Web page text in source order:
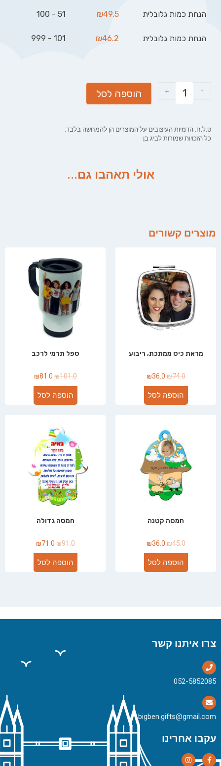
הנחת כמות גלובלית ₪49.5
51 - 100
הנחת כמות גלובלית ₪46.2
101 - 999
-
+ הוספה לסל
ט.ל.ח. הדמיות העיצובים על המוצרים הן להמחשה בלבד.
כל הזכויות שמורות לביג בן
אולי תאהבו גם...
מוצרים קשורים
מראת כיס ממתכת, ריבוע
₪74.0
₪36.0
הוספה לסל
ספל תרמי לרכב
₪101.0
₪81.0
הוספה לסל
חמסה קטנה
₪45.0
₪36.0
הוספה לסל
חמסה גדולה
₪91.0
₪71.0
הוספה לסל
צרו איתנו קשר
bigben.gifts@gmail.com
עקבו אחרינו